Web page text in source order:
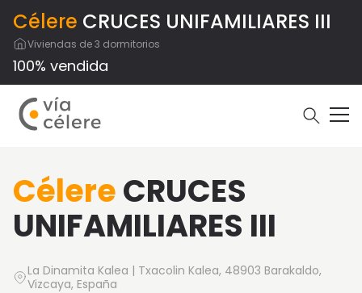
Célere CRUCES UNIFAMILIARES III
Viviendas de 3 dormitorios
100% vendida
CélereCRUCES
UNIFAMILIARES III
La Dinamita Kalea | Txacolin Kalea, 48903 Barakaldo,
Vizcaya, España